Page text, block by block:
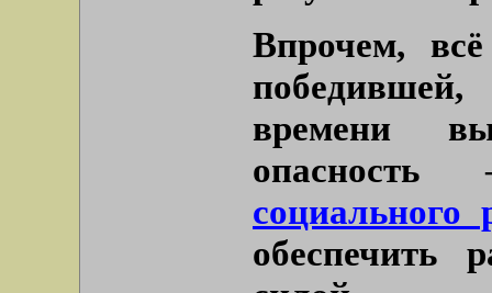
Впрочем,
времени
социального
обеспечить